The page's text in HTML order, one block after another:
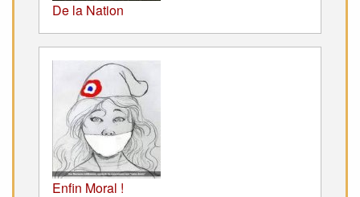
De la Nation
Enfin Moral !